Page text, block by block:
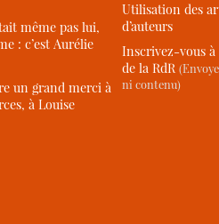
même pas lui,
: c’est Aurélie
un grand merci à
à Louise
Utilisation des
d’auteurs
Inscrivez-vous
de la RdR
ni contenu)